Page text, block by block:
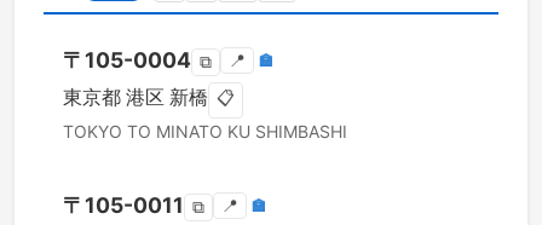
〒 105-0004 ⧉ 📍 🏣
東京都 港区 新橋 📋
TOKYO TO MINATO KU SHIMBASHI
〒 105-0011 ⧉ 📍 🏣